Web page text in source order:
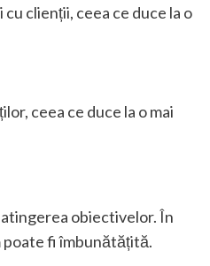
clienții, ceea ce duce la o
ceea ce duce la o mai
obiectivelor. În
poate fi îmbunătățită.